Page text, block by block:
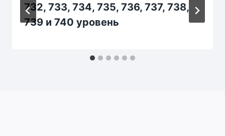
732, 733, 734, 735, 736, 737, 738,
739 и 740 уровень